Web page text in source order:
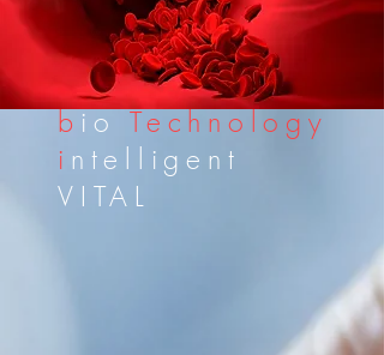
bioTechnology
i ntelligent
VITAL